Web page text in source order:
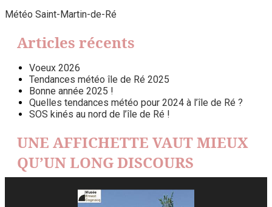
Météo Saint-Martin-de-Ré
Articles récents
Voeux 2026
Tendances météo île de Ré 2025
Bonne année 2025 !
Quelles tendances météo pour 2024 à l’île de Ré ?
SOS kinés au nord de l’île de Ré !
UNE AFFICHETTE VAUT MIEUX
QU’UN LONG DISCOURS